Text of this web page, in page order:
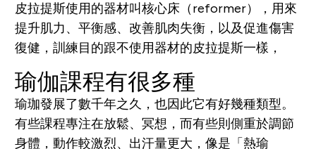
皮拉提斯使用的器材叫核心床（reformer），用來
提升肌力、平衡感、改善肌肉失衡，以及促進傷害
復健，訓練目的跟不使用器材的皮拉提斯一樣，
瑜伽課程有很多種
瑜珈發展了數千年之久，也因此它有好幾種類型。
有些課程專注在放鬆、冥想，而有些則側重於調節
身體，動作較激烈、出汗量更大，像是「熱瑜